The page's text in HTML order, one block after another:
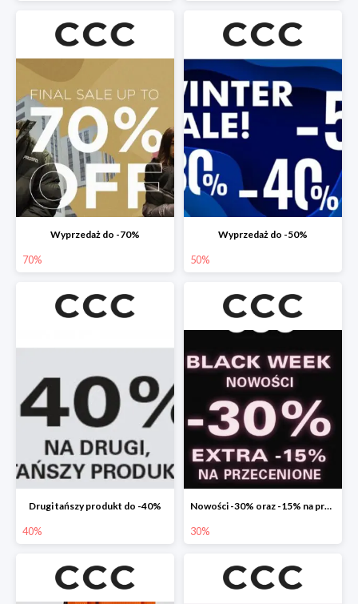
Wyprzedaż do -70%
70%
Wyprzedaż do -50%
50%
Drugi tańszy produkt do -40%
40%
Nowości -30% oraz -15% na przecenione
30%